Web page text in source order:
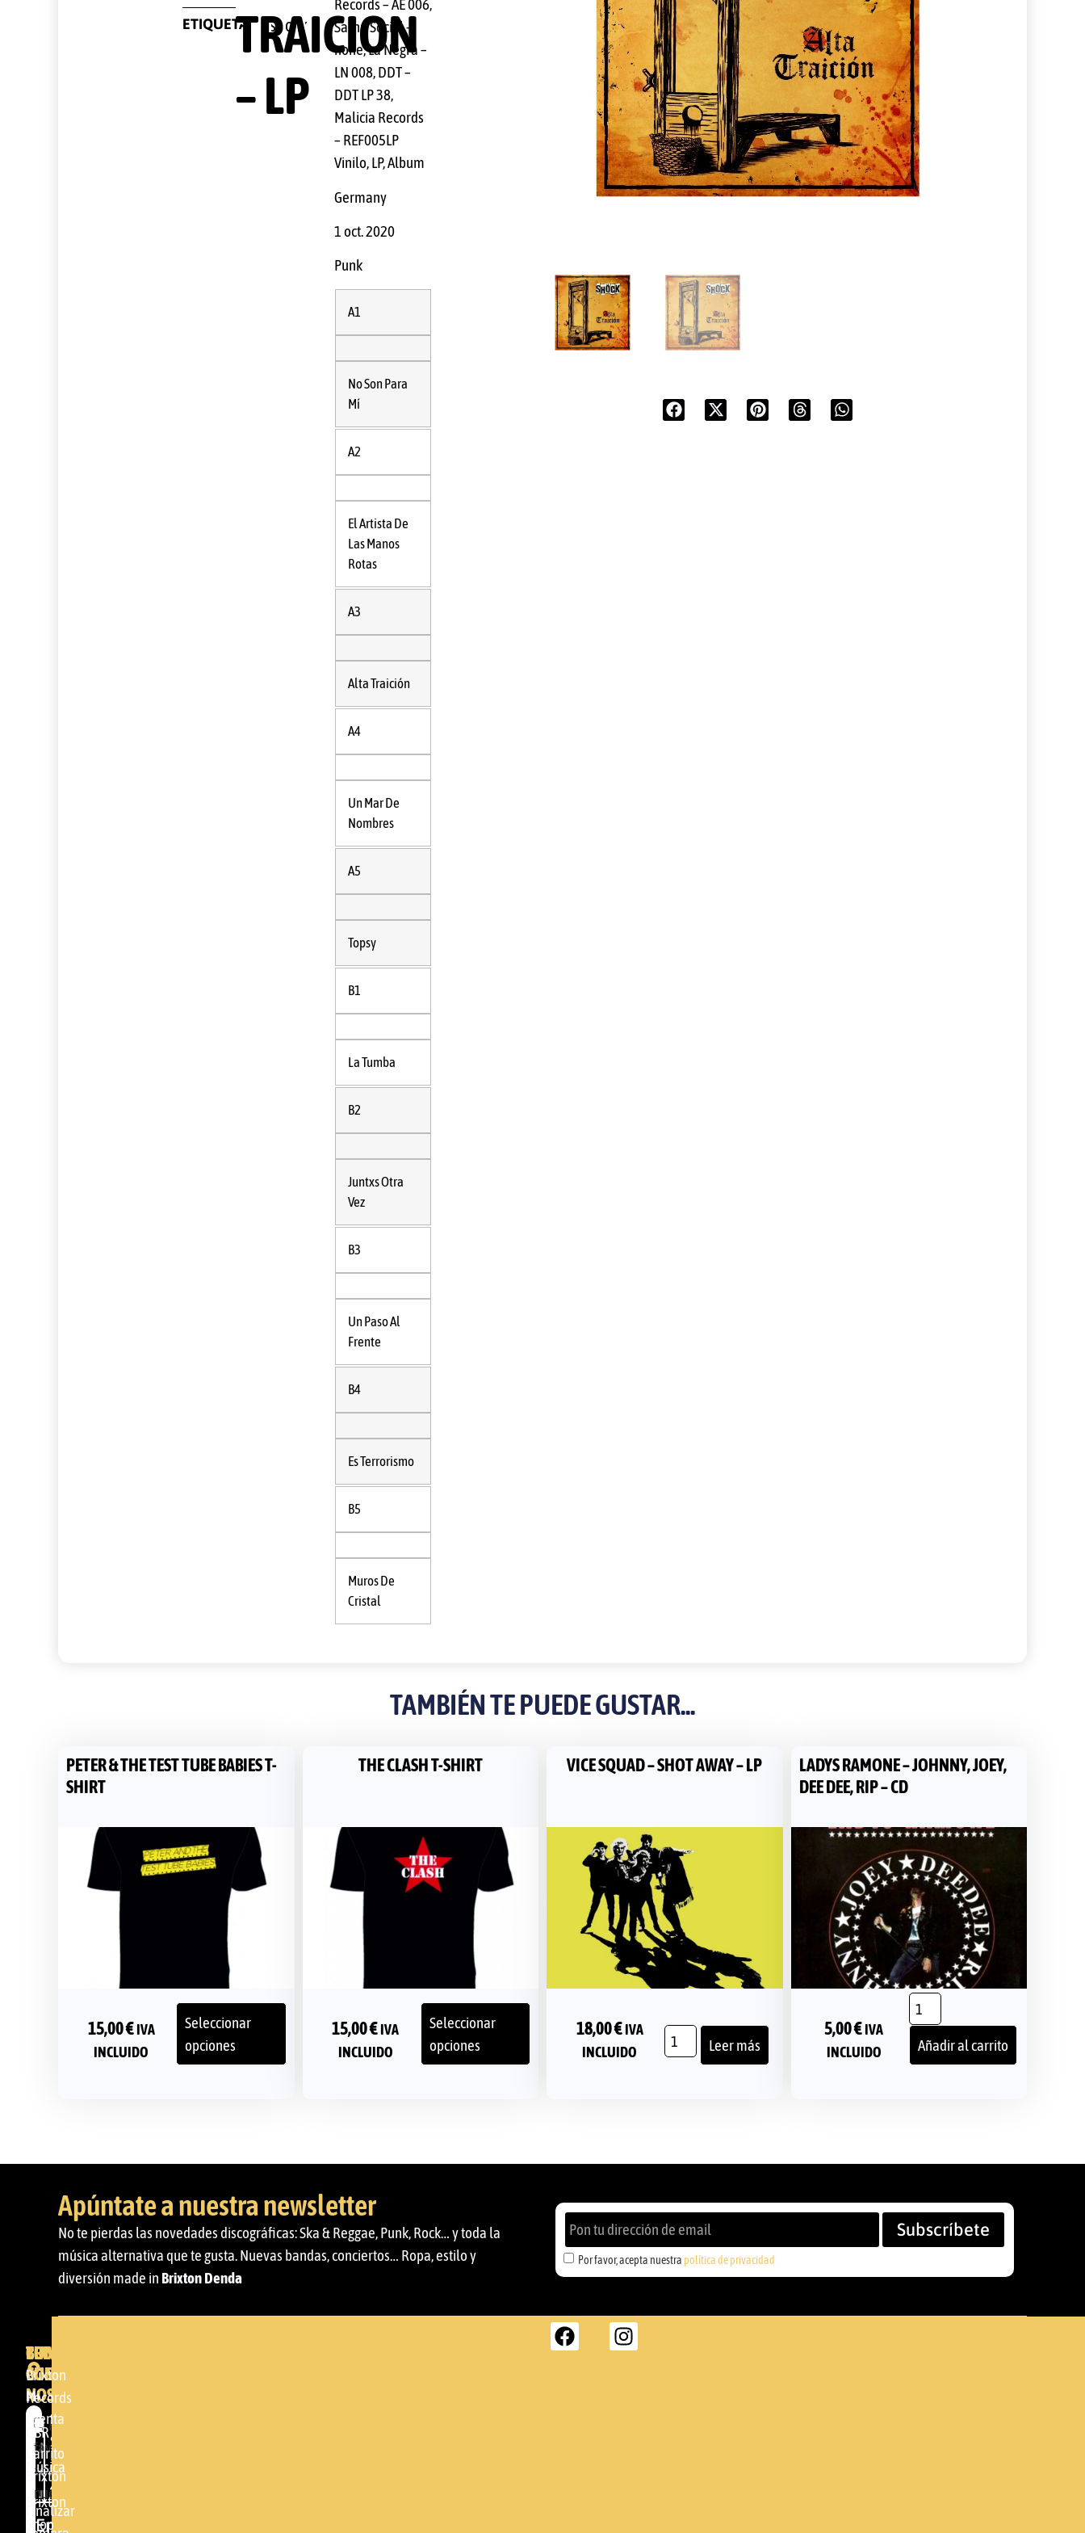
ETIQUETA shock
TRAICION
– LP
Records – AE 006,
Sarna Social –
none, La Negra –
LN 008, DDT –
DDT LP 38,
Malicia Records
– REF005LP
Vinilo, LP, Album
Germany
1 oct. 2020
Punk
A1
No Son Para
Mí
A2
El Artista De
Las Manos
Rotas
A3
Alta Traición
A4
Un Mar De
Nombres
A5
Topsy
B1
La Tumba
B2
Juntxs Otra
Vez
B3
Un Paso Al
Frente
B4
Es Terrorismo
B5
Muros De
Cristal
TAMBIÉN TE PUEDE GUSTAR...
PETER & THE TEST TUBE BABIES T-
SHIRT
15,00€IVA
INCLUIDO
Seleccionar
opciones
THE CLASH T-SHIRT
15,00€IVA
INCLUIDO
Seleccionar
opciones
VICE SQUAD – SHOT AWAY – LP
18,00€IVA
INCLUIDO
Leer más
LADYS RAMONE – JOHNNY, JOEY,
DEE DEE, RIP – CD
5,00€IVA
INCLUIDO
Añadir al carrito
Apúntate a nuestra newsletter
No te pierdas las novedades discográficas: Ska & Reggae, Punk, Rock… y toda la
música alternativa que te gusta. Nuevas bandas, conciertos… Ropa, estilo y
diversión made in Brixton Denda
Por favor, acepta nuestra política de privacidad
Subscríbete
BRIXTON
DENDA -
SHOP
Somera
24
48005 -
BILBAO
BRIXTON
Brixton
Records
GBR
Música
Brixton
Shop
TU
CUENTA
Mi
cuenta
Carrito
Brixton
Finalizar
CONTACTA
CON
NOSOTROS
Por
favor,
acepta
nuestra
política de
Enviar